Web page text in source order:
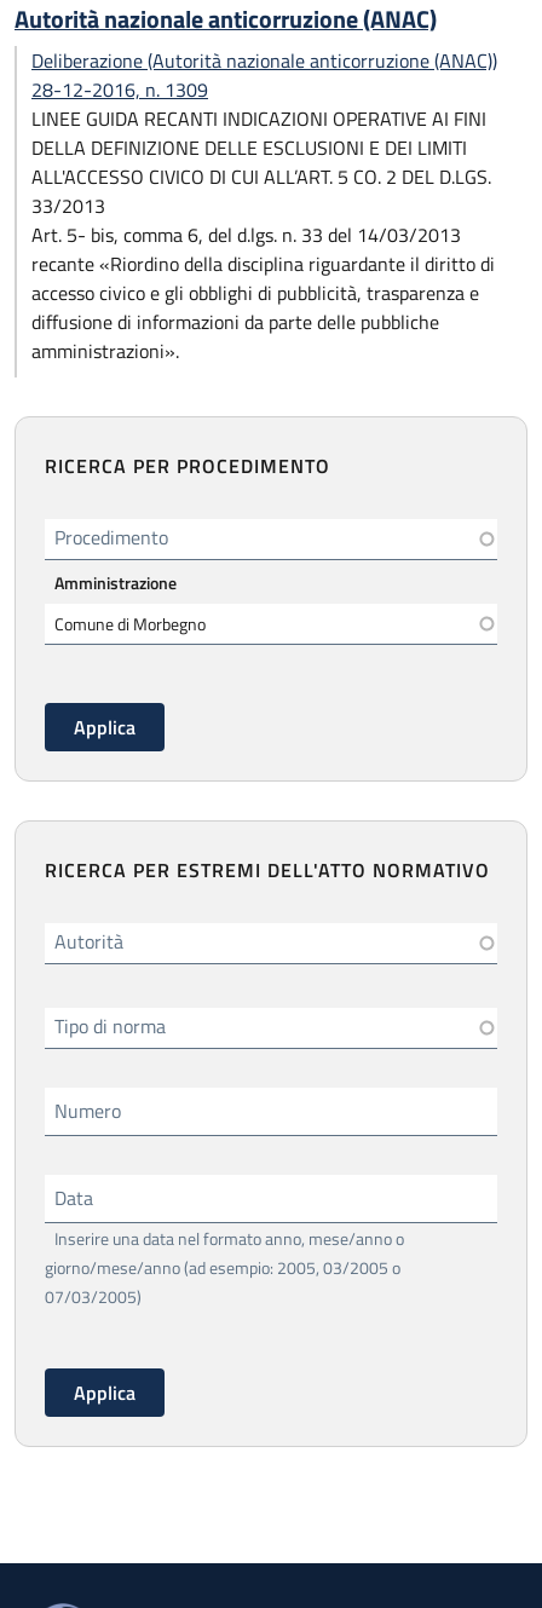
Autorità nazionale anticorruzione (ANAC)
Deliberazione (Autorità nazionale anticorruzione (ANAC))
28-12-2016, n. 1309
LINEE GUIDA RECANTI INDICAZIONI OPERATIVE AI FINI
DELLA DEFINIZIONE DELLE ESCLUSIONI E DEI LIMITI
ALL'ACCESSO CIVICO DI CUI ALL’ART. 5 CO. 2 DEL D.LGS.
33/2013
Art. 5- bis, comma 6, del d.lgs. n. 33 del 14/03/2013
recante «Riordino della disciplina riguardante il diritto di
accesso civico e gli obblighi di pubblicità, trasparenza e
diffusione di informazioni da parte delle pubbliche
amministrazioni».
RICERCA PER PROCEDIMENTO
Procedimento
Amministrazione
RICERCA PER ESTREMI DELL'ATTO NORMATIVO
Autorità
Tipo di norma
Numero
Data
Inserire una data nel formato anno, mese/anno o
giorno/mese/anno (ad esempio: 2005, 03/2005 o
07/03/2005)